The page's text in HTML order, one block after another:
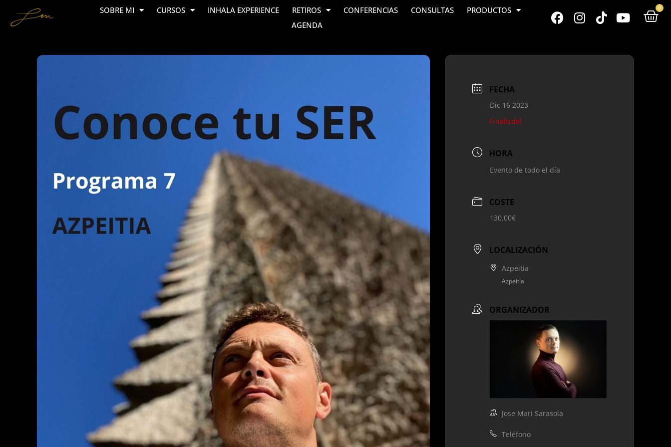
SOBRE MI CURSOS INHALA EXPERIENCE RETIROS CONFERENCIAS CONSULTAS
PRODUCTOS
AGENDA
0
FECHA
Dic 16 2023
Finalizdo!
HORA
Evento de todo el día
COSTE
130,00€
LOCALIZACIÓN
Azpeitia
Azpeitia
ORGANIZADOR
Jose Mari Sarasola
Teléfono